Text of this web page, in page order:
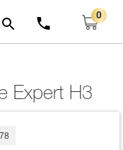
0
Expert H3